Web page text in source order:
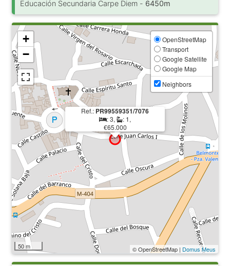
Educación Secundaria Carpe Diem - 6450m
Ref.: PR99559351/7076
: 3,
: 1,
€65.000
+
−
OpenStreetMap
Transport
Google Satellite
Google Map
Neighbors
50 m © OpenStreetMap | Domus Meus